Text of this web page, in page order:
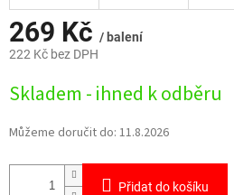
269 Kč / balení
222 Kč bez DPH
cena:
Skladem - ihned k odběru
Můžeme doručit do: 11.8.2026
Přidat do košíku